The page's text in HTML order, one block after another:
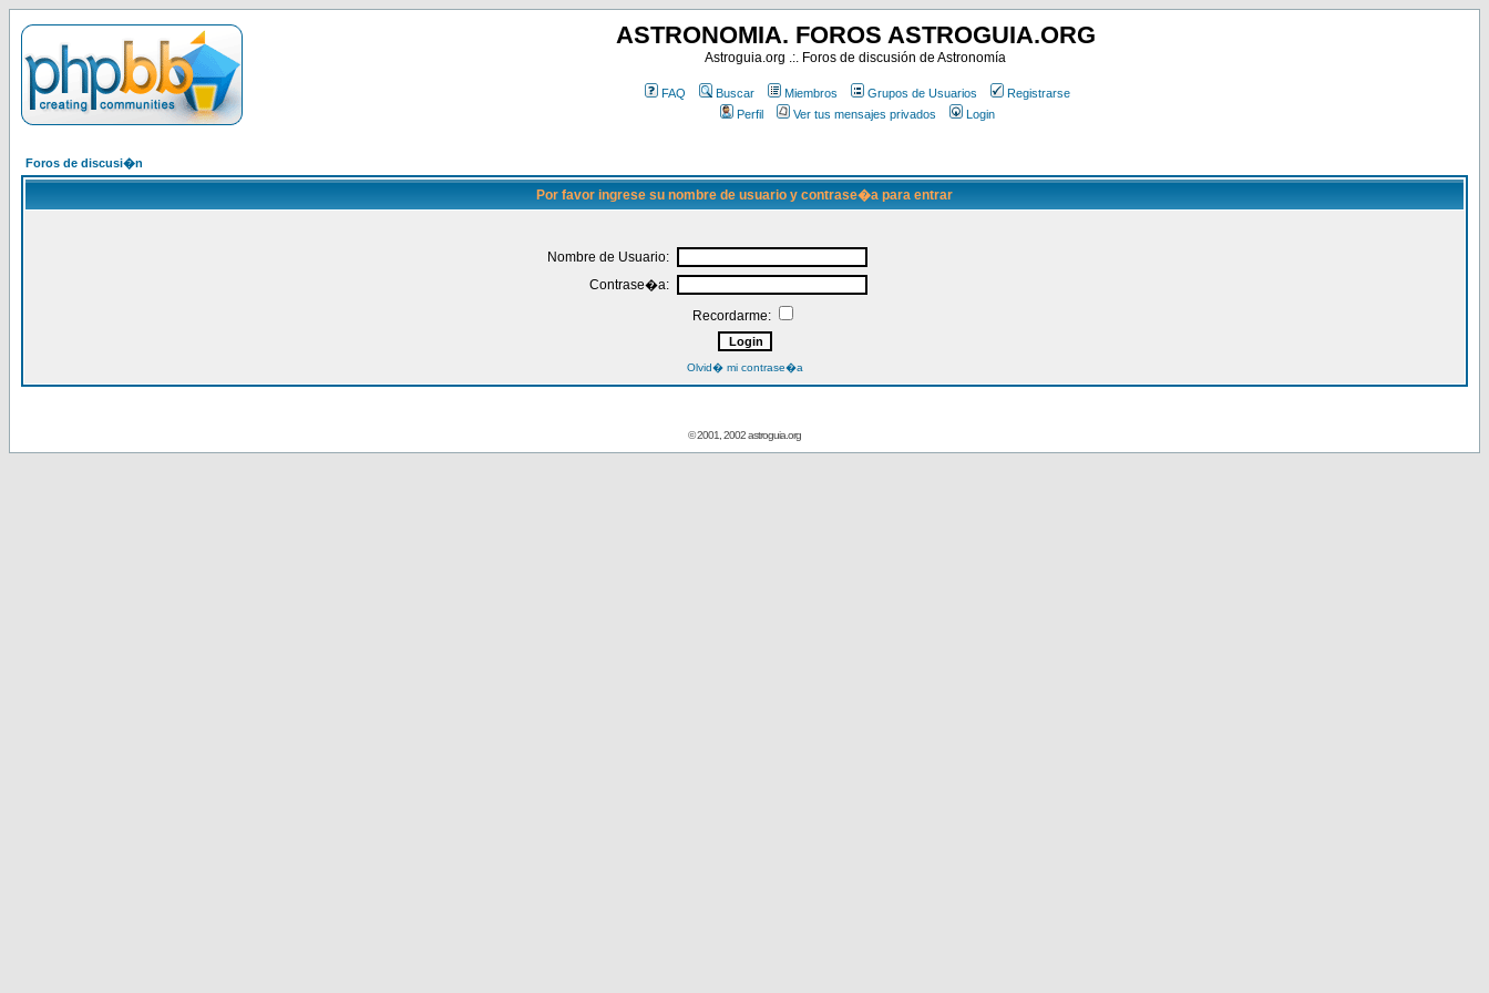
ASTRONOMIA. FOROS ASTROGUIA.ORG
Astroguia.org .:. Foros de discusión de Astronomía
FAQ Buscar Miembros Grupos de Usuarios
Registrarse
Perfil
Ver tus mensajes privados Login
Foros de discusi�n
Por favor ingrese su nombre de usuario y contrase�a para entrar
Nombre de Usuario:
Contrase�a:
Recordarme:
Olvid� mi contrase�a
© 2001, 2002 astroguia.org